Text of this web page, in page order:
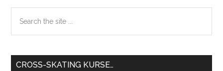
the
CROSS-SKATING KURSE…